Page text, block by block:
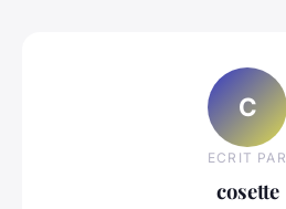
C
ECRIT PAR
cosette